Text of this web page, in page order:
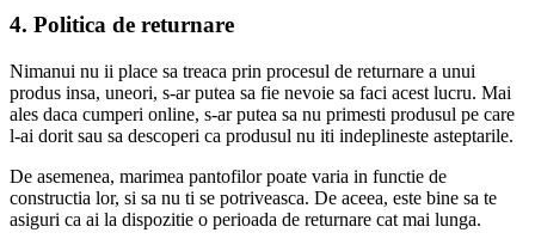
4. Politica de returnare
Nimanui nu ii place sa treaca prin procesul de returnare a unui
produs insa, uneori, s-ar putea sa fie nevoie sa faci acest lucru. Mai
ales daca cumperi online, s-ar putea sa nu primesti produsul pe care
l-ai dorit sau sa descoperi ca produsul nu iti indeplineste asteptarile.
De asemenea, marimea pantofilor poate varia in functie de
constructia lor, si sa nu ti se potriveasca. De aceea, este bine sa te
asiguri ca ai la dispozitie o perioada de returnare cat mai lunga.